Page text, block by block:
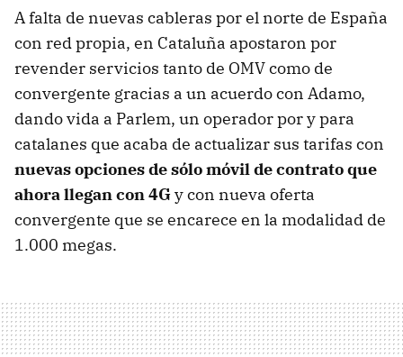
A falta de nuevas cableras por el norte de España
con red propia, en Cataluña apostaron por
revender servicios tanto de OMV como de
convergente gracias a un acuerdo con Adamo,
dando vida a Parlem, un operador por y para
catalanes que acaba de actualizar sus tarifas con
nuevas opciones de sólo móvil de contrato que
ahora llegan con 4Gy con nueva oferta
convergente que se encarece en la modalidad de
1.000 megas.